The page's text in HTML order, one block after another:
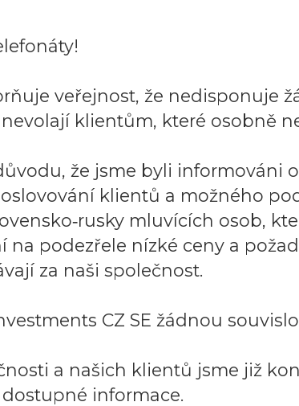
veřejnost, že nedisponuje
klientům, které osobně
že jsme byli informováni
klientů a možného
mluvících osob,
na podezřele nízké ceny a
za naši společnost.
CZ SE žádnou
a našich klientů jsme již
informace.